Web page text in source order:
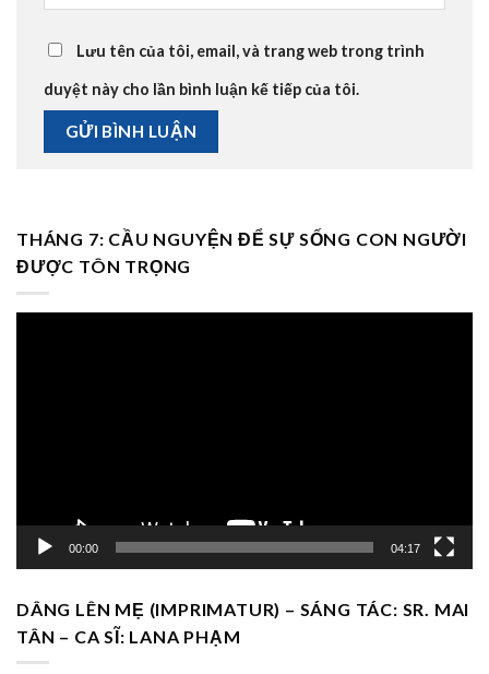
Lưu tên của tôi, email, và trang web trong trình
duyệt này cho lần bình luận kế tiếp của tôi.
THÁNG 7: CẦU NGUYỆN ĐỂ SỰ SỐNG CON NGƯỜI
ĐƯỢC TÔN TRỌNG
00:00 04:17
DÂNG LÊN MẸ (IMPRIMATUR) – SÁNG TÁC: SR. MAI
TÂN – CA SĨ: LANA PHẠM